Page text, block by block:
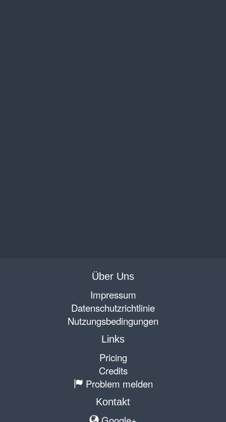
Über Uns
Impressum
Datenschutzrichtlinie
Nutzungsbedingungen
Links
Pricing
Credits
Problem melden
Kontakt